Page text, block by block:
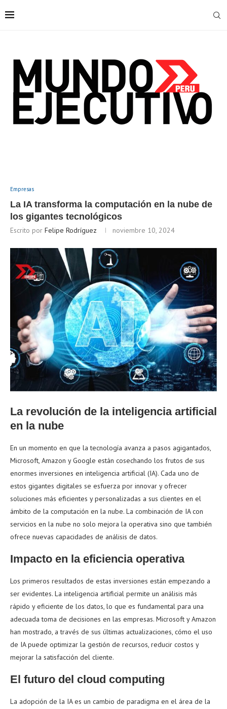
Empresas
La IA transforma la computación en la nube de
los gigantes tecnológicos
Escrito por Felipe Rodríguez noviembre 10, 2024
La revolución de la inteligencia artificial
en la nube
En un momento en que la tecnología avanza a pasos agigantados,
Microsoft, Amazon y Google están cosechando los frutos de sus
enormes inversiones en inteligencia artificial (IA). Cada uno de
estos gigantes digitales se esfuerza por innovar y ofrecer
soluciones más eficientes y personalizadas a sus clientes en el
ámbito de la computación en la nube. La combinación de IA con
servicios en la nube no solo mejora la operativa sino que también
ofrece nuevas capacidades de análisis de datos.
Impacto en la eficiencia operativa
Los primeros resultados de estas inversiones están empezando a
ser evidentes. La inteligencia artificial permite un análisis más
rápido y eficiente de los datos, lo que es fundamental para una
adecuada toma de decisiones en las empresas. Microsoft y Amazon
han mostrado, a través de sus últimas actualizaciones, cómo el uso
de IA puede optimizar la gestión de recursos, reducir costos y
mejorar la satisfacción del cliente.
El futuro del cloud computing
La adopción de la IA es un cambio de paradigma en el área de la